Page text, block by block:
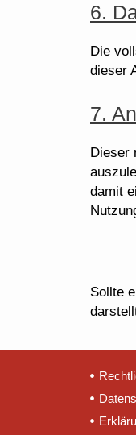
6.
Die
dieser
7.
Dieser
damit
Sollte